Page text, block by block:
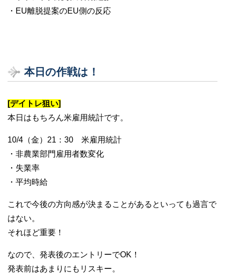
・EU離脱提案のEU側の反応
本日の作戦は！
[デイトレ狙い]
本日はもちろん米雇用統計です。
10/4（金）21：30 米雇用統計
・非農業部門雇用者数変化
・失業率
・平均時給
これで今後の方向感が決まることがあるといっても過言で
はない。
それほど重要！
なので、発表後のエントリーでOK！
発表前はあまりにもリスキー。